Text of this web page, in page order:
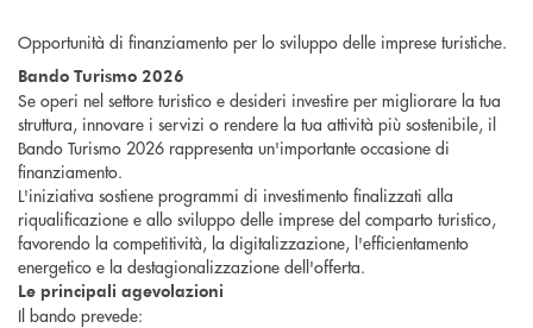
Opportunità di finanziamento per lo sviluppo delle imprese turistiche.
Bando Turismo 2026
Se operi nel settore turistico e desideri investire per migliorare la tua
struttura, innovare i servizi o rendere la tua attività più sostenibile, il
Bando Turismo 2026 rappresenta un'importante occasione di
finanziamento.
L'iniziativa sostiene programmi di investimento finalizzati alla
riqualificazione e allo sviluppo delle imprese del comparto turistico,
favorendo la competitività, la digitalizzazione, l'efficientamento
energetico e la destagionalizzazione dell'offerta.
Le principali agevolazioni
Il bando prevede: